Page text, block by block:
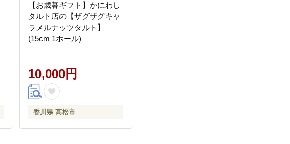
【お歳暮ギフト】かにわし
タルト店の【ザグザグキャ
ラメルナッツタルト】
(15cm 1ホール)
10,000円
香川県 高松市